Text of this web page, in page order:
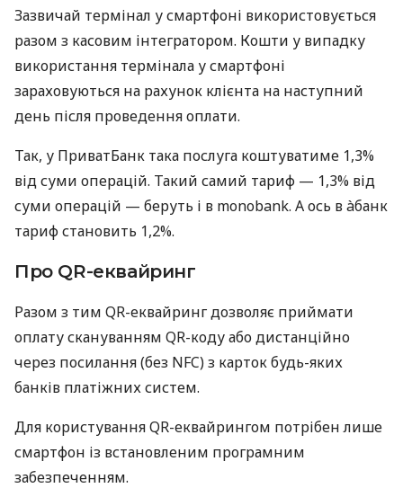
Зазвичай термінал у смартфоні використовується
разом з касовим інтегратором. Кошти у випадку
використання термінала у смартфоні
зараховуються на рахунок клієнта на наступний
день після проведення оплати.
Так, у ПриватБанк така послуга коштуватиме 1,3%
від суми операцій. Такий самий тариф — 1,3% від
суми операцій — беруть і в monobank. А ось в àбанк
тариф становить 1,2%.
Про QR-еквайринг
Разом з тим QR-еквайринг дозволяє приймати
оплату скануванням QR-коду або дистанційно
через посилання (без NFC) з карток будь-яких
банків платіжних систем.
Для користування QR-еквайрингом потрібен лише
смартфон із встановленим програмним
забезпеченням.